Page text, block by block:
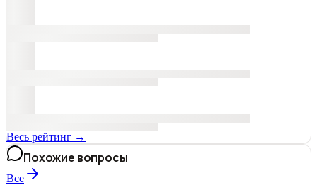
Весь рейтинг →
Похожие вопросы
Все